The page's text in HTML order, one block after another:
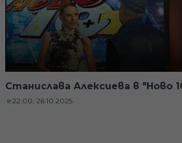
Станислава Алексиева в "Ново
22:00, 26.10.2025